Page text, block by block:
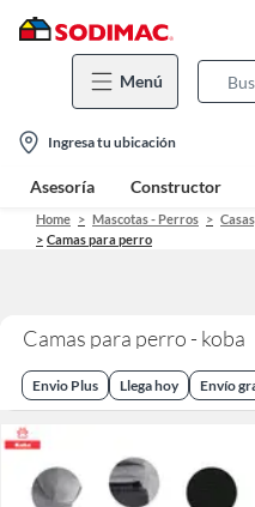
Menú
location-
icon
Ingresa tu ubicación
Asesoría Constructor
Home Mascotas - Perros
Camas para perro
Camas para perro - koba
Envio Plus Llega hoy Envío